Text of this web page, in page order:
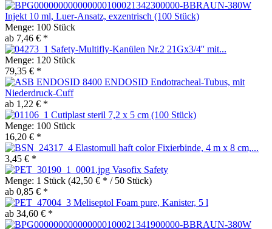
Injekt 10 ml, Luer-Ansatz, exzentrisch (100 Stück)
Menge: 100 Stück
ab 7,46 € *
Safety-Multifly-Kanülen Nr.2 21Gx3/4'' mit...
Menge: 120 Stück
79,35 € *
ENDOSID Endotracheal-Tubus, mit
Niederdruck-Cuff
ab 1,22 € *
Cutiplast steril 7,2 x 5 cm (100 Stück)
Menge: 100 Stück
16,20 € *
Elastomull haft color Fixierbinde, 4 m x 8 cm,...
3,45 € *
Vasofix Safety
Menge: 1 Stück (42,50 € * / 50 Stück)
ab 0,85 € *
Meliseptol Foam pure, Kanister, 5 l
ab 34,60 € *